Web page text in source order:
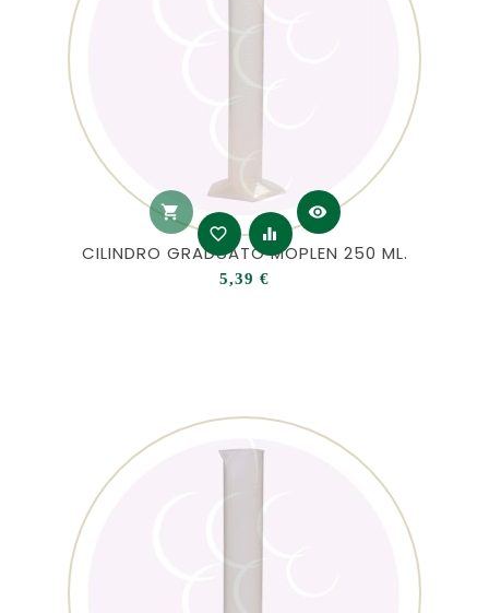
shopping_cart
favorite_border
equalizer
visibility
CILINDRO GRADUATO MOPLEN 250 ML.
5,39 €